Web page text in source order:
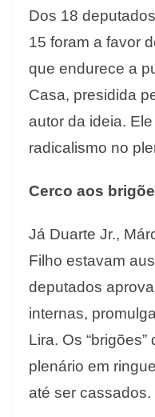
Dos 18
15 foram a favor
que endurece a
Casa, presidida
autor da ideia.
radicalismo no
Cerco aos
Já Duarte Jr.,
Filho estavam
deputados
internas,
Lira. Os
plenário em
até ser cassados.